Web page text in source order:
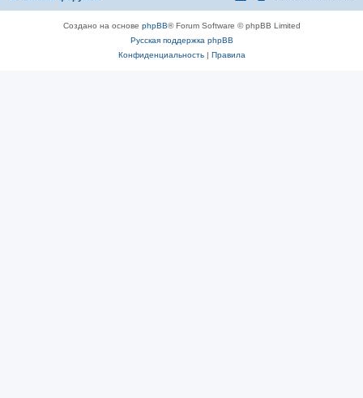
Создано на основе phpBB® Forum Software © phpBB Limited
Русская поддержка phpBB
Конфиденциальность| Правила